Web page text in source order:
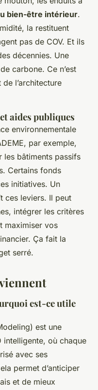
bien-être intérieur.
la restituent
pas de COV. Et ils
décennies. Une
carbone. Ce n’est
l’architecture
aides publiques
environnementale
par exemple,
les bâtiments passifs
Certains fonds
initiatives. Un
ces leviers. Il peut
intégrer les critères
maximiser vos
Ça fait la
serré.
est-ce utile
est une
intelligente, où chaque
avec ses
permet d’anticiper
et de mieux